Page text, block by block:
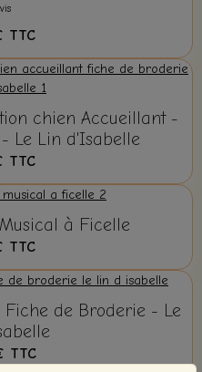
TTC
chien Accueillant -
Le Lin d'Isabelle
TTC
à Ficelle
TTC
TTC